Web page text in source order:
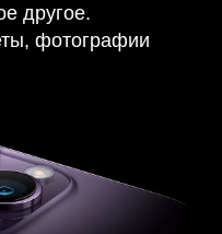
другое.
фотографии